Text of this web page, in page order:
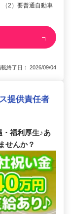
（2）要普通自動車
終了日： 2026/09/04
提供責任者
・福利厚生♪あ
せんか？